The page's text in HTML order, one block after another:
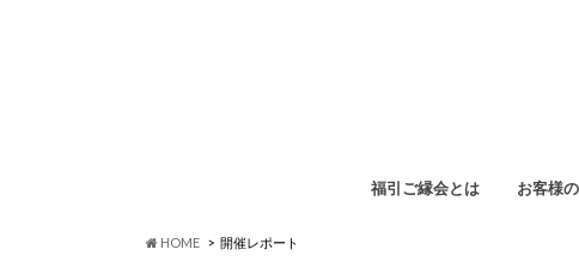
福引ご縁会とは お客様
HOME 開催レポート